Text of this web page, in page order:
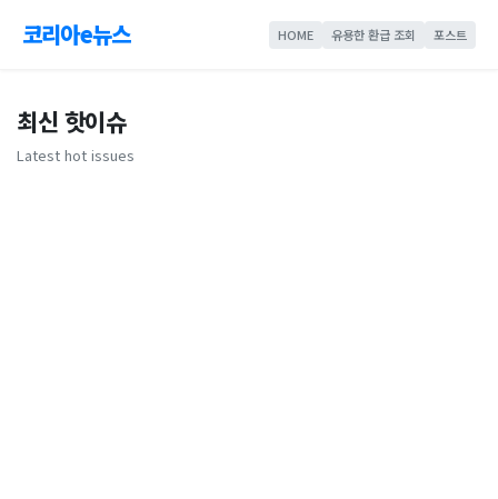
코리아e뉴스 HOME 유용한 환급 조회 포스트
최신 핫이슈
Latest hot issues